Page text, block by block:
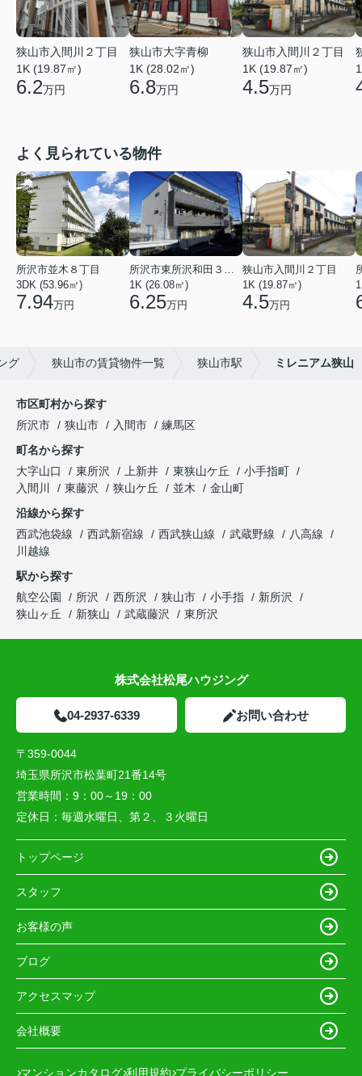
狭山市入間川２丁目
1K (19.87㎡)
6.2万円
狭山市大字青柳
1K (28.02㎡)
6.8万円
狭山市入間川２丁目
1K (19.87㎡)
4.5万円
よく見られている物件
所沢市並木８丁目
3DK (53.96㎡)
7.94万円
所沢市東所沢和田３丁目
1K (26.08㎡)
6.25万円
狭山市入間川２丁目
1K (19.87㎡)
4.5万円
グ 狭山市の賃貸物件一覧 狭山市駅 ミレニアム狭山
市区町村から探す
所沢市
狭山市 入間市
練馬区
町名から探す
大字山口
東所沢 上新井 東狭山ケ丘
小手指町
入間川
東藤沢 狭山ケ丘 並木
金山町
沿線から探す
西武池袋線
西武新宿線 西武狭山線 武蔵野線
八高線
川越線
駅から探す
航空公園
所沢 西所沢 狭山市 小手指
新所沢
狭山ヶ丘
新狭山 武蔵藤沢 東所沢
株式会社松尾ハウジング
04-2937-6339 お問い合わせ
〒359-0044
埼玉県所沢市松葉町21番14号
営業時間： 9：00～19：00
定休日： 毎週水曜日、第２、３火曜日
トップページ
スタッフ
お客様の声
ブログ
アクセスマップ
会社概要
マンションカタログ 利用規約 プライバシーポリシー